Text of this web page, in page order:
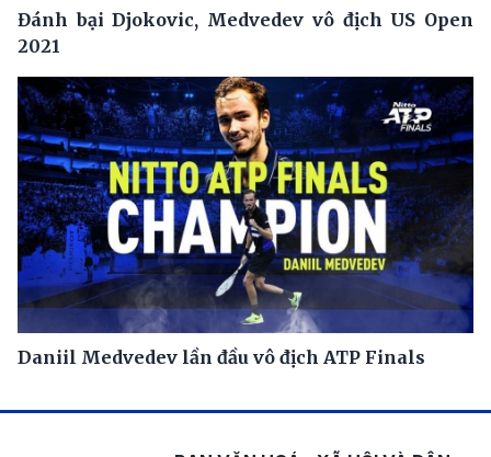
Đánh bại Djokovic, Medvedev vô địch US Open
2021
Daniil Medvedev lần đầu vô địch ATP Finals